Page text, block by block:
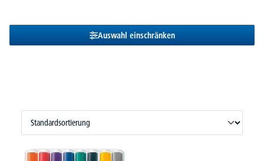
Auswahl einschränken